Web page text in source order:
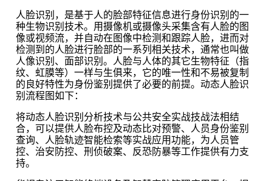
人脸识别，是基于人的脸部特征信息进行身份识别的一
种生物识别技术。用摄像机或摄像头采集含有人脸的图
像或视频流，并自动在图像中检测和跟踪人脸，进而对
检测到的人脸进行脸部的一系列相关技术，通常也叫做
人像识别、面部识别。人脸与人体的其它生物特征（指
纹、虹膜等）一样与生俱来，它的唯一性和不易被复制
的良好特性为身份鉴别提供了必要的前提。动态人脸识
别流程图如下：
将动态人脸识别分析技术与公共安全实战技战法相结
合，可以提供人脸布控及动态比对预警、人员身份鉴别
查询、人脸轨迹智能检索等实战应用功能，为人员管
控、治安防控、刑侦破案、反恐防暴等工作提供有力支
持。